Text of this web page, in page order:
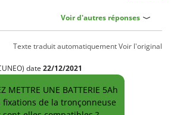
Voir d'autres réponses
Texte traduit automatiquementVoir l'original
date 22/12/2021
METTRE UNE BATTERIE 5Ah
fixations de la tronçonneuse